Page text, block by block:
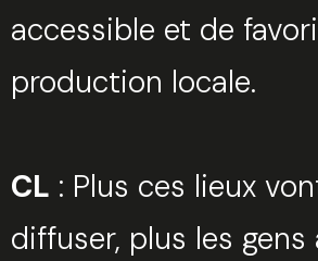
accessible et de
production locale.
CL : Plus ces lieux
diffuser, plus les gens